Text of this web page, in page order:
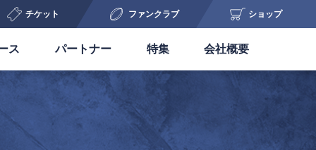
チケット ファンクラブ ショップ
ス パートナー 特集 会社概要